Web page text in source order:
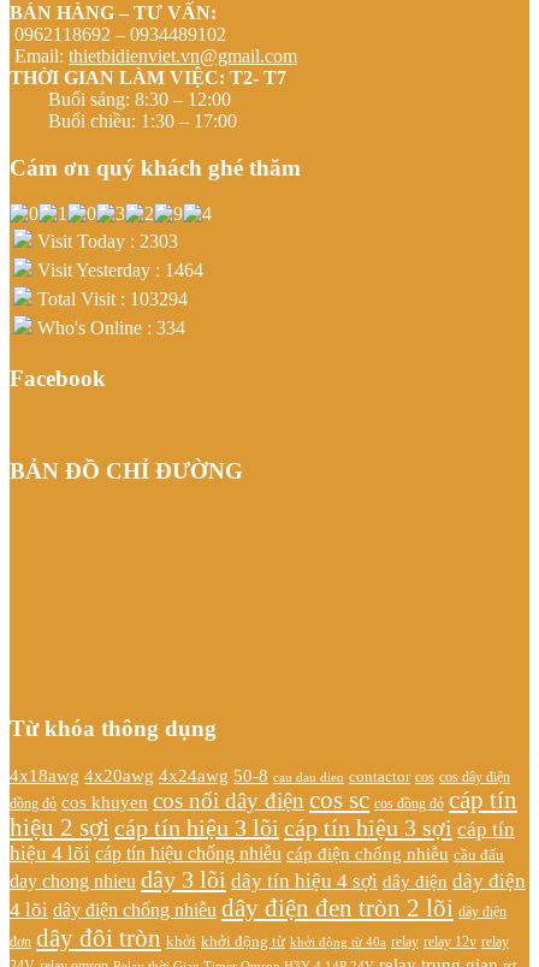
BÁN HÀNG – TƯ VẤN:
0962118692 – 0934489102
Email: thietbidienviet.vn@gmail.com
THỜI GIAN LÀM VIỆC: T2- T7
Buổi sáng: 8:30 – 12:00
Buổi chiều: 1:30 – 17:00
Cám ơn quý khách ghé thăm
Visit Today : 2303
Visit Yesterday : 1464
Total Visit : 103294
Who's Online : 334
Facebook
BẢN ĐỒ CHỈ ĐƯỜNG
Từ khóa thông dụng
4x18awg 4x20awg 4x24awg 50-8 cau dau dien contactor cos cos dây điện
đồng đỏ cos khuyen cos nối dây điện cos sc cos đồng đỏ cáp tín
hiệu 2 sợi cáp tín hiệu 3 lõi cáp tín hiệu 3 sợi cáp tín
hiệu 4 lõi cáp tín hiệu chống nhiễu cáp điện chống nhiễu cầu đấu
day chong nhieu dây 3 lõi dây tín hiệu 4 sợi dây điện dây điện
4 lõi dây điện chống nhiễu dây điện đen tròn 2 lõi dây điện
đơn dây đôi tròn khởi khởi động từ khởi động từ 40a relay relay 12v relay